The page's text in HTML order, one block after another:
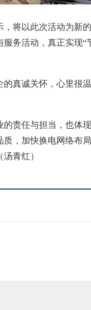
将以此次活动为新
务活动，真正实现“
真诚关怀，心里很
责任与担当，也体
，加快换电网络布
青红）